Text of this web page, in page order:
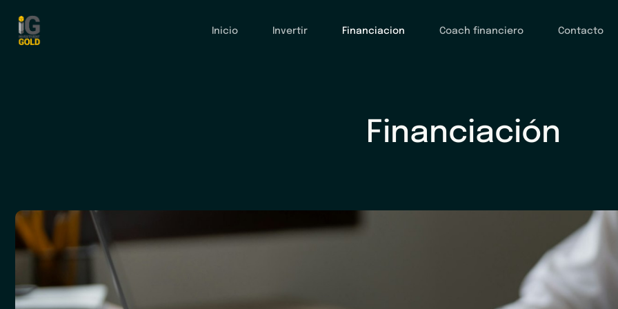
Inicio Invertir Financiacion Coach financiero Contacto
Financiación